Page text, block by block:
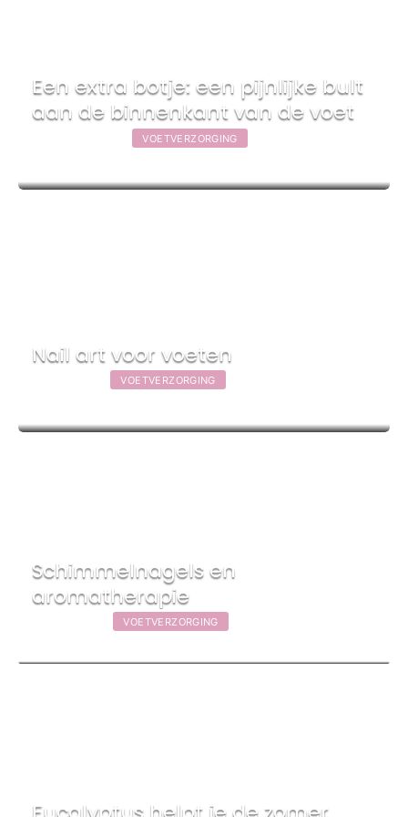
Een extra botje: een pijnlijke bult
aan de binnenkant van de voet
VOETVERZORGING
Nail art voor voeten
VOETVERZORGING
Schimmelnagels en
aromatherapie
VOETVERZORGING